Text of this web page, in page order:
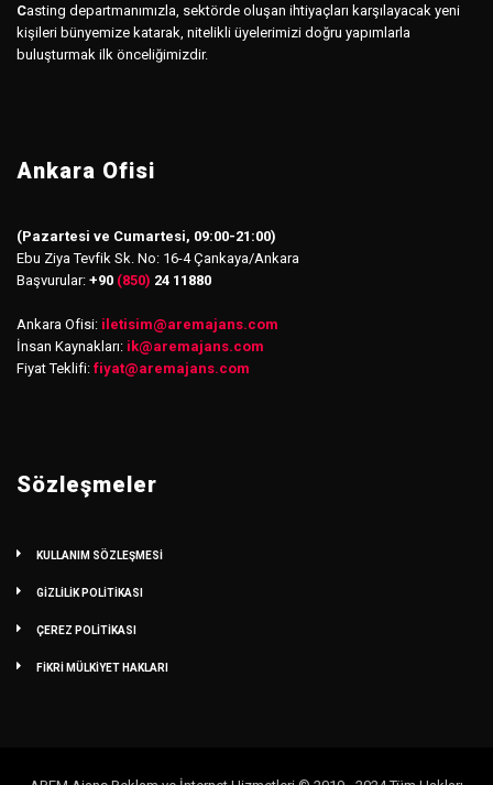
Casting departmanımızla, sektörde oluşan ihtiyaçları karşılayacak yeni
kişileri bünyemize katarak, nitelikli üyelerimizi doğru yapımlarla
buluşturmak ilk önceliğimizdir.
Ankara Ofisi
(Pazartesi ve Cumartesi, 09:00-21:00)
Ebu Ziya Tevfik Sk. No: 16-4 Çankaya/Ankara
Başvurular: +90 (850) 24 11880
Ankara Ofisi: iletisim@aremajans.com
İnsan Kaynakları: ik@aremajans.com
Fiyat Teklifi: fiyat@aremajans.com
Sözleşmeler
KULLANIM SÖZLEŞMESİ
GİZLİLİK POLİTİKASI
ÇEREZ POLİTİKASI
FİKRİ MÜLKİYET HAKLARI